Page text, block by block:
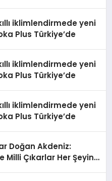
iklimlendirmede yeni
Plus Türkiye’de
iklimlendirmede yeni
Plus Türkiye’de
iklimlendirmede yeni
Plus Türkiye’de
Doğan Akdeniz:
Milli Çıkarlar Her Şeyin